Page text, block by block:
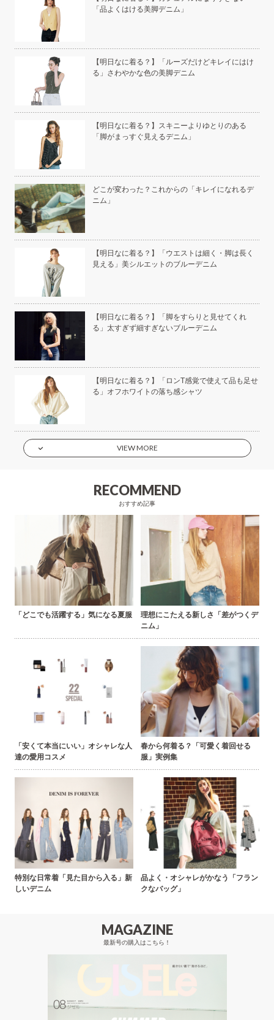
「品よくはける美脚デニム」
【明日なに着る？】「ルーズだけどキレイにはけ
る」さわやかな色の美脚デニム
【明日なに着る？】スキニーよりゆとりのある
「脚がまっすぐ見えるデニム」
どこが変わった？これからの「キレイになれるデ
ニム」
【明日なに着る？】「ウエストは細く・脚は長く
見える」美シルエットのブルーデニム
【明日なに着る？】「脚をすらりと見せてくれ
る」太すぎず細すぎないブルーデニム
【明日なに着る？】「ロンT感覚で使えて品も足せ
る」オフホワイトの落ち感シャツ
VIEW MORE
RECOMMEND
おすすめ記事
「どこでも活躍する」気になる夏服
理想にこたえる新しさ「差がつくデ
ニム」
「安くて本当にいい」オシャレな人
達の愛用コスメ
春から何着る？「可愛く着回せる
服」実例集
特別な日常着「見た目から入る」新
しいデニム
品よく・オシャレがかなう「フラン
クなバッグ」
MAGAZINE
最新号の購入はこちら！